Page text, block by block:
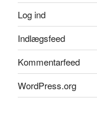
Log ind
Indlægsfeed
Kommentarfeed
WordPress.org